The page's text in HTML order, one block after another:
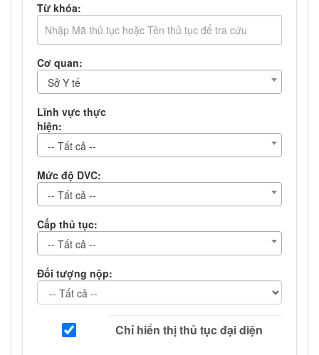
Từ khóa:
Cơ quan:
Sở Y tế
Lĩnh vực thực
hiện:
-- Tất cả --
Mức độ DVC:
-- Tất cả --
Cấp thủ tục:
-- Tất cả --
Đối tượng nộp: